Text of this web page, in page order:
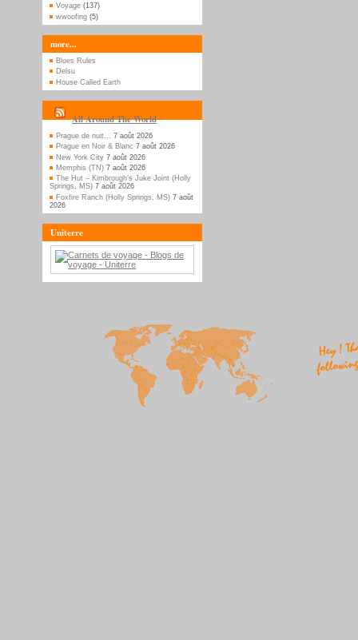
Voyage (137)
wwoofing (5)
more...
Blues Rules
Delsu
House Called Earth
All Around The World
Prague de nuit…
7 août 2026
Prague en Noir & Blanc 7 août 2026
New York City 7 août 2026
Memphis (TN) 7 août 2026
The Hut – Kimbrough’s Juke Joint (Holly
Springs, MS) 7 août 2026
Foxfire Ranch (Holly Springs, MS) 7 août
2026
Uniterre